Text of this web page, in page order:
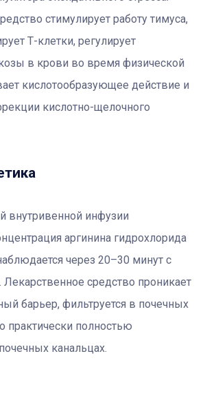
стимулирует работу тимуса,
Т-клетки, регулирует
в крови во время физической
кислотообразующее действие и
кислотно-щелочного
внутривенной инфузии
аргинина гидрохлорида
через 20–30 минут с
Лекарственное средство проникает
барьер, фильтруется в почечных
практически полностью
канальцах.